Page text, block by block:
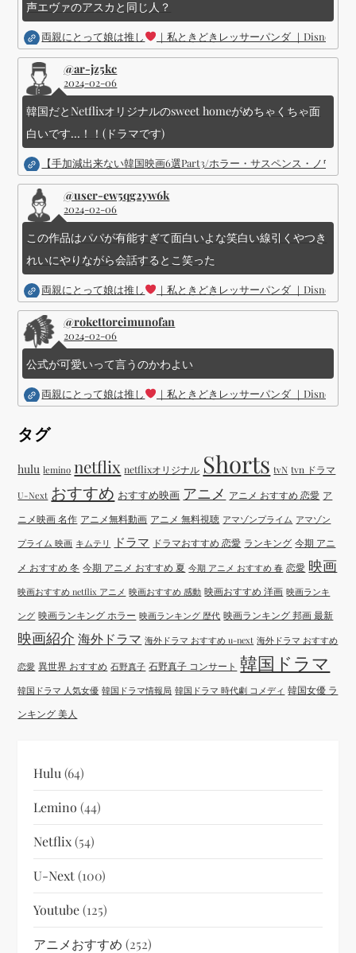
声エヴァのアスカと同じ人？
両親にとって娘は推し ｜私ときどきレッサーパンダ ｜Disney (
@ar-jz5kc
2024-02-06
韓国だとNetflixオリジナルのsweet homeがめちゃくちゃ面
白いです...！！(ドラマです)
【手加減出来ない韓国映画6選Part3/ホラー・サスペンス・ノワー
@user-ew5qg2yw6k
2024-02-06
この作品はパパが有能すぎて面白いよな笑白い線引くやつき
れいにやりながら会話するとこ笑った
両親にとって娘は推し ｜私ときどきレッサーパンダ ｜Disney (
@rokettoreimunofan
2024-02-06
公式が可愛いって言うのかわよい
両親にとって娘は推し ｜私ときどきレッサーパンダ ｜Disney (
タグ
hulu lemino netflix netflixオリジナル Shorts tvN tvn ドラマ
U-Next おすすめ おすすめ映画 アニメ アニメ おすすめ 恋愛 ア
ニメ映画 名作 アニメ無料動画 アニメ 無料視聴 アマゾンプライム アマゾン
プライム 映画 キムテリ ドラマ ドラマおすすめ 恋愛 ランキング 今期 アニ
メ おすすめ 冬 今期 アニメ おすすめ 夏 今期 アニメ おすすめ 春 恋愛 映画
映画おすすめ netflix アニメ 映画おすすめ 感動 映画おすすめ 洋画 映画ランキ
ング 映画ランキング ホラー 映画ランキング 歴代 映画ランキング 邦画 最新
映画紹介 海外ドラマ 海外ドラマ おすすめ u-next 海外ドラマ おすすめ
恋愛 異世界 おすすめ 石野真子 石野真子 コンサート 韓国ドラマ
韓国ドラマ 人気女優 韓国ドラマ情報局 韓国ドラマ 時代劇 コメディ 韓国女優 ラ
ンキング 美人
Hulu (64)
Lemino (44)
Netflix(54)
U-Next(100)
Youtube(125)
アニメおすすめ (252)